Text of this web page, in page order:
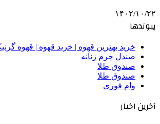
۱۴۰۲/۱۰/۲۲
پیوندها
خرید بهترین قهوه | خرید قهوه | قهوه
صندل چرم زنانه
صندوق طلا
صندوق طلا
وام فوری
آخرین اخبار